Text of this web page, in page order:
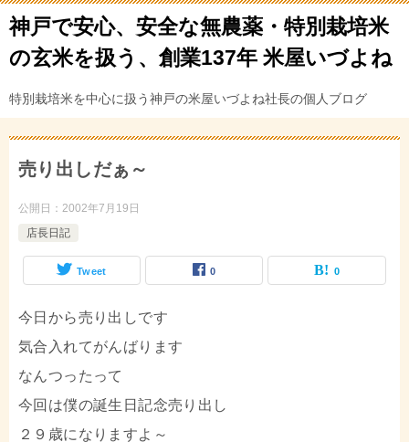
神戸で安心、安全な無農薬・特別栽培米
の玄米を扱う、創業137年 米屋いづよね
特別栽培米を中心に扱う神戸の米屋いづよね社長の個人ブログ
売り出しだぁ～
公開日： 2002年7月19日
店長日記
Tweet 0 0
今日から売り出しです
気合入れてがんばります
なんつったって
今回は僕の誕生日記念売り出し
２９歳になりますよ～